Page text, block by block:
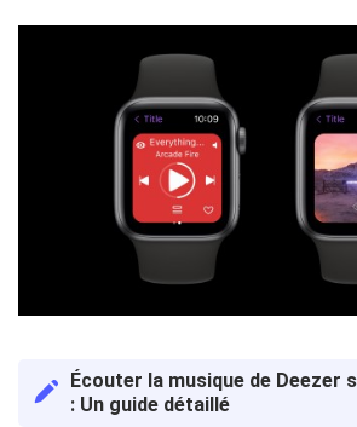
Écouter la musique de Deezer
: Un guide détaillé